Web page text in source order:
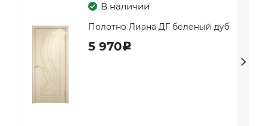
В наличии
Полотно Лиана ДГ беленый дуб
5 970c